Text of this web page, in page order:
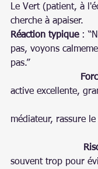
Le Vert (patient, à
cherche à apaiser.
Réaction typique :
pas, voyons
pas.”
active excellente,
médiateur, rassure
souvent trop pour